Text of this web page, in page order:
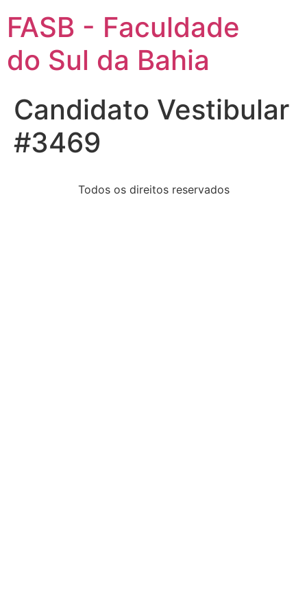
FASB - Faculdade
do Sul da Bahia
Candidato Vestibular
#3469
Todos os direitos reservados